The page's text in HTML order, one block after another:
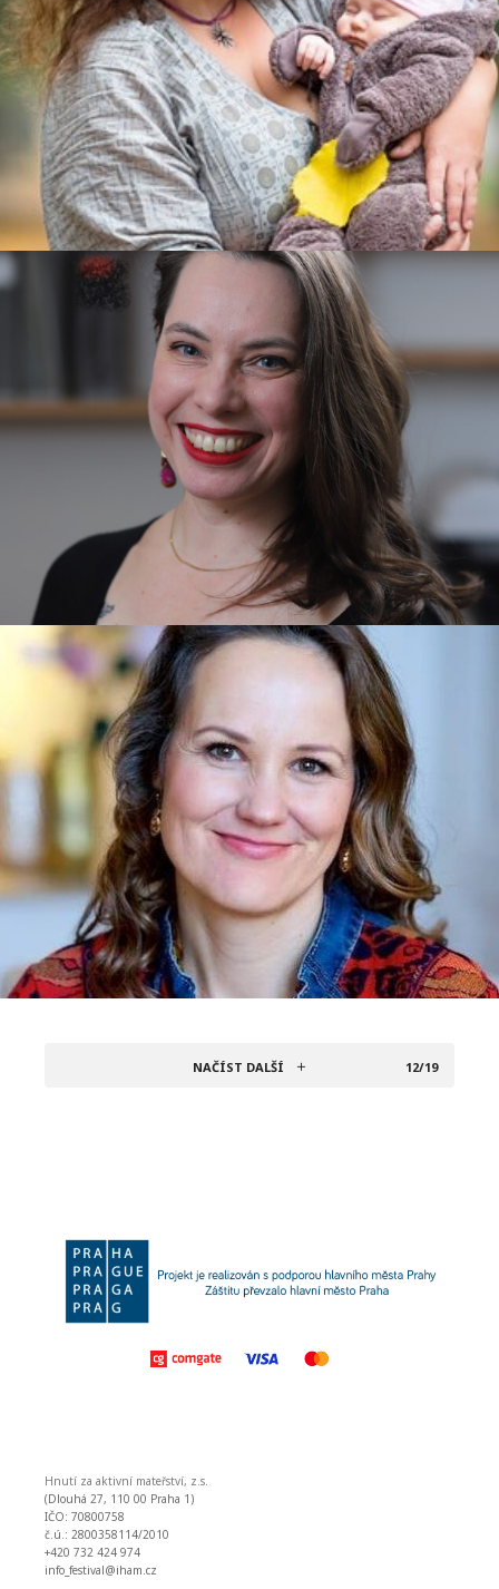
NAČÍST DALŠÍ 12/19
Hnutí za aktivní mateřství, z.s.
(Dlouhá 27, 110 00 Praha 1)
IČO: 70800758
č.ú.: 2800358114/2010
+420 732 424 974
info_festival@iham.cz